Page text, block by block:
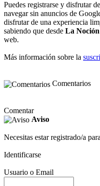
Puedes registrarse y disfrutar
navegar sin anuncios de
disfrutar de una experiencia
sabiendo que desde La Noción
web.
Más información sobre la
Comentarios
Comentar
Aviso
Necesitas estar registrado/a
Identificarse
Usuario o Email